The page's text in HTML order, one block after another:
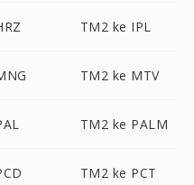
TM2 ke IPL
TM2 ke MTV
TM2 ke PALM
TM2 ke PCT